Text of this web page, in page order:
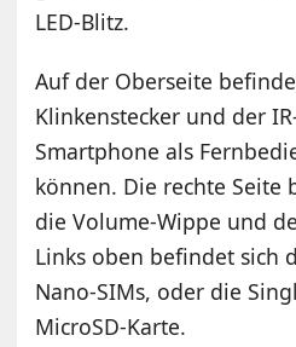
LED-Blitz.
Auf der Oberseite
Klinkenstecker und der
Smartphone als
können. Die rechte Seite
die Volume-Wippe und
Links oben befindet sich
Nano-SIMs, oder die
MicroSD-Karte.